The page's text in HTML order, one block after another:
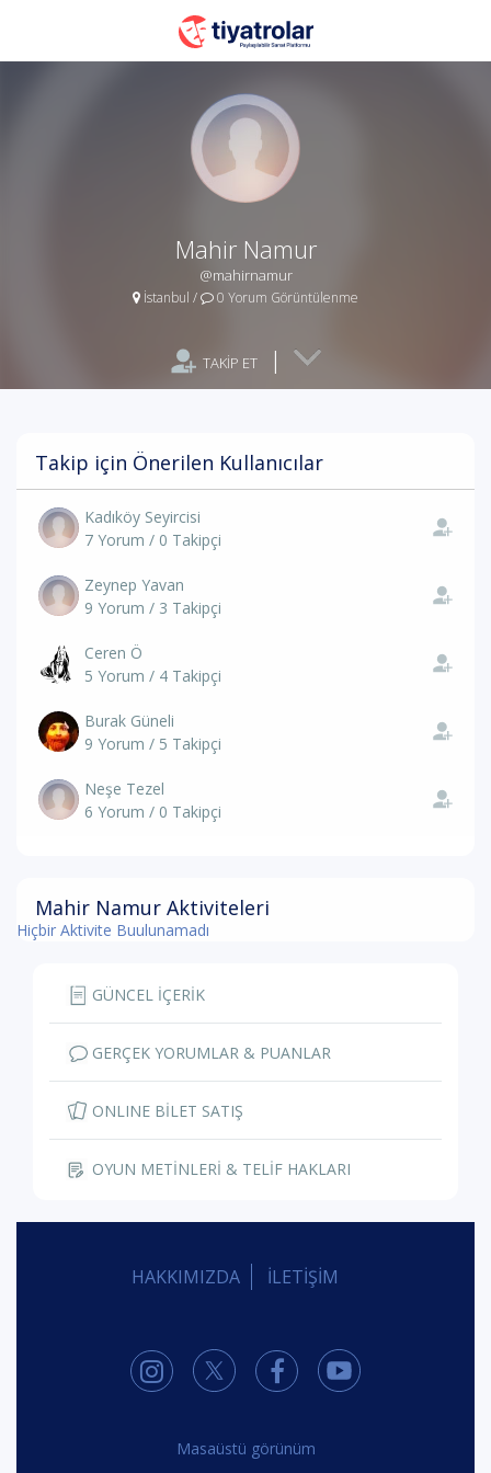
Mahir Namur
@mahirnamur
İstanbul / 0 Yorum Görüntülenme
TAKİP ET |
Takip için Önerilen Kullanıcılar
Kadıköy Seyircisi
7 Yorum / 0 Takipçi
Zeynep Yavan
9 Yorum / 3 Takipçi
Ceren Ö
5 Yorum / 4 Takipçi
Burak Güneli
9 Yorum / 5 Takipçi
Neşe Tezel
6 Yorum / 0 Takipçi
Mahir Namur Aktiviteleri
Hiçbir Aktivite Buulunamadı
GÜNCEL İÇERİK
GERÇEK YORUMLAR & PUANLAR
ONLINE BİLET SATIŞ
OYUN METİNLERİ & TELİF HAKLARI
HAKKIMIZDA İLETİŞİM
Masaüstü görünüm